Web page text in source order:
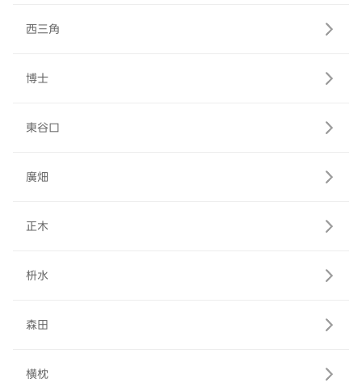
西三角
博士
東谷口
廣畑
正木
枡水
森田
横枕